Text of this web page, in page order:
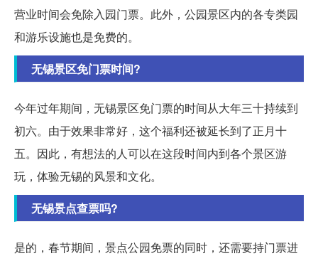
营业时间会免除入园门票。此外，公园景区内的各专类园
和游乐设施也是免费的。
无锡景区免门票时间?
今年过年期间，无锡景区免门票的时间从大年三十持续到
初六。由于效果非常好，这个福利还被延长到了正月十
五。因此，有想法的人可以在这段时间内到各个景区游
玩，体验无锡的风景和文化。
无锡景点查票吗?
是的，春节期间，景点公园免票的同时，还需要持门票进